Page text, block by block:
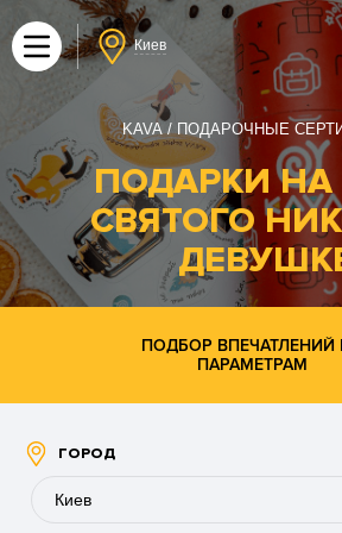
Киев
KAVA ПОДАРОЧНЫЕ
ПОДАРКИ НА
СВЯТОГО
ПОДБОР ВПЕЧАТЛЕНИЙ
ПАРАМЕТРАМ
ГОРОД
Киев